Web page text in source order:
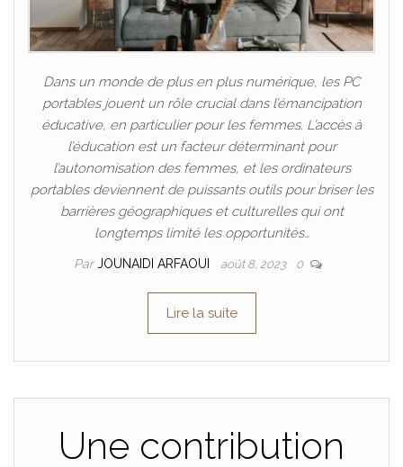
Dans un monde de plus en plus numérique, les PC
portables jouent un rôle crucial dans l’émancipation
éducative, en particulier pour les femmes. L’accès à
l’éducation est un facteur déterminant pour
l’autonomisation des femmes, et les ordinateurs
portables deviennent de puissants outils pour briser les
barrières géographiques et culturelles qui ont
longtemps limité les opportunités…
ParJOUNAIDI ARFAOUI août 8, 2023 0
Lire la suite
Une contribution